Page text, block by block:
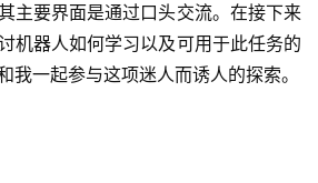
主要界面是通过口头交流。在接下来
机器人如何学习以及可用于此任务的
我一起参与这项迷人而诱人的探索。